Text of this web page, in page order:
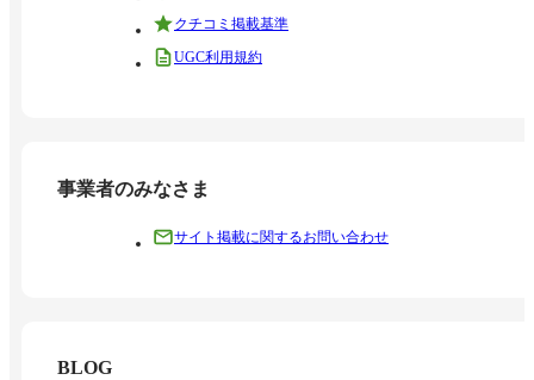
クチコミ掲載基準
UGC利用規約
事業者のみなさま
サイト掲載に関するお問い合わせ
BLOG